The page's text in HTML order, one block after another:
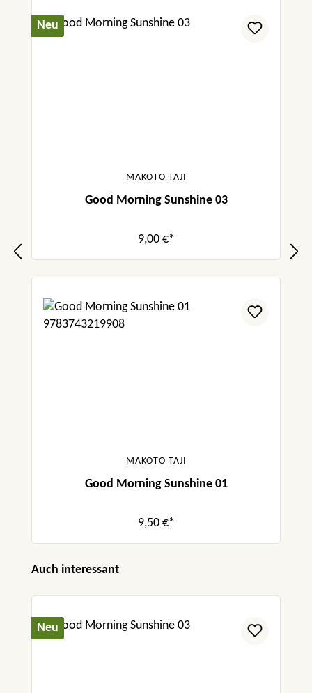
Neu
MAKOTO TAJI
Good Morning Sunshine 03
9,00 €*
MAKOTO TAJI
Good Morning Sunshine 01
9,50 €*
Produktgalerie überspringen
Auch interessant
Neu